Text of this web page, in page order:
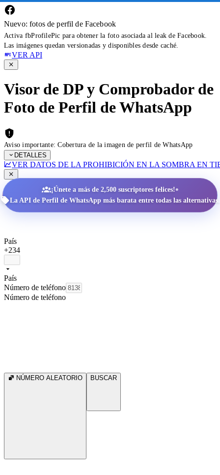
Nuevo: fotos de perfil de Facebook
Activa fbProfilePic para obtener la foto asociada al leak de Facebook.
Las imágenes quedan versionadas y disponibles desde caché.
VER API
Visor de DP y Comprobador de
Foto de Perfil de WhatsApp
Aviso importante: Cobertura de la imagen de perfil de WhatsApp
DETALLES
VER DATOS DE LA PROHIBICIÓN EN LA SOMBRA EN
¡Únete a más de 2,500 suscriptores felices!•
La API de Perfil de WhatsApp más barata entre todas las alternativas.
País
+234
País
Número de teléfono
Número de teléfono
NÚMERO ALEATORIO BUSCAR